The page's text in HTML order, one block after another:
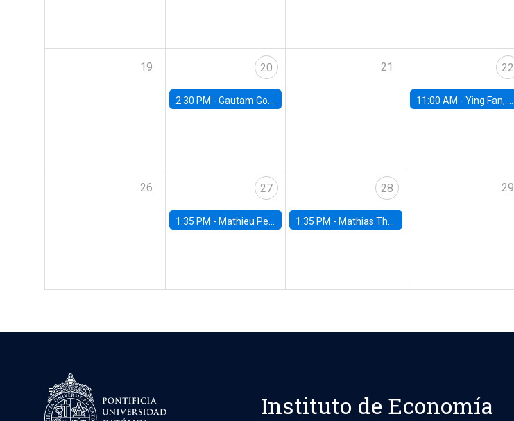
19 20
2:30 PM - Gautam Gowrisankaran, Columbia University
21 22
11:00 AM -Ying Fan, University of Michigan
26 27
1:35 PM - Mathieu Pedemonte, IDB
28
1:35 PM - Mathias Thoenig, University of Lausanne
29
Instituto de Economía